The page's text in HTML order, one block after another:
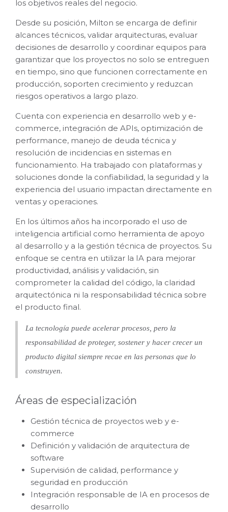
los objetivos reales del negocio.
Desde su posición, Milton se encarga de definir
alcances técnicos, validar arquitecturas, evaluar
decisiones de desarrollo y coordinar equipos para
garantizar que los proyectos no solo se entreguen
en tiempo, sino que funcionen correctamente en
producción, soporten crecimiento y reduzcan
riesgos operativos a largo plazo.
Cuenta con experiencia en desarrollo web y e-
commerce, integración de APIs, optimización de
performance, manejo de deuda técnica y
resolución de incidencias en sistemas en
funcionamiento. Ha trabajado con plataformas y
soluciones donde la confiabilidad, la seguridad y la
experiencia del usuario impactan directamente en
ventas y operaciones.
En los últimos años ha incorporado el uso de
inteligencia artificial como herramienta de apoyo
al desarrollo y a la gestión técnica de proyectos. Su
enfoque se centra en utilizar la IA para mejorar
productividad, análisis y validación, sin
comprometer la calidad del código, la claridad
arquitectónica ni la responsabilidad técnica sobre
el producto final.
La tecnología puede acelerar procesos, pero la
responsabilidad de proteger, sostener y hacer crecer un
producto digital siempre recae en las personas que lo
construyen.
Áreas de especialización
Gestión técnica de proyectos web y e-
commerce
Definición y validación de arquitectura de
software
Supervisión de calidad, performance y
seguridad en producción
Integración responsable de IA en procesos de
desarrollo